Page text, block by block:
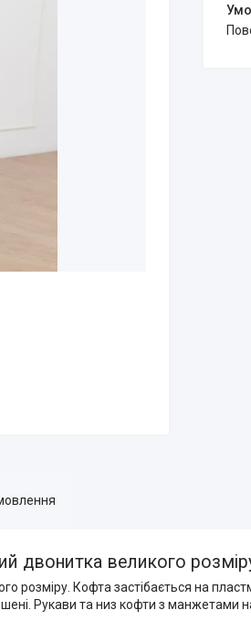
двонитка великого
розміру. Кофта застібається на
Рукави та низ кофти з манжетами